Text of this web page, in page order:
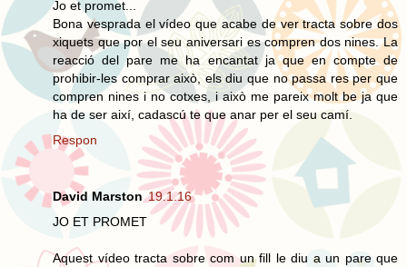
Jo et promet...
Bona vesprada el vídeo que acabe de ver tracta sobre dos
xiquets que por el seu aniversari es compren dos nines. La
reacció del pare me ha encantat ja que en compte de
prohibir-les comprar això, els diu que no passa res per que
compren nines i no cotxes, i això me pareix molt be ja que
ha de ser així, cadascú te que anar per el seu camí.
Respon
David Marston 19.1.16
JO ET PROMET
Aquest vídeo tracta sobre com un fill le diu a un pare que